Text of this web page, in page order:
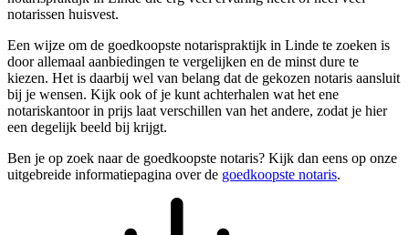
notarissen huisvest.
Een wijze om de goedkoopste notarispraktijk in Linde te zoeken is
door allemaal aanbiedingen te vergelijken en de minst dure te
kiezen. Het is daarbij wel van belang dat de gekozen notaris aansluit
bij je wensen. Kijk ook of je kunt achterhalen wat het ene
notariskantoor in prijs laat verschillen van het andere, zodat je hier
een degelijk beeld bij krijgt.
Ben je op zoek naar de goedkoopste notaris? Kijk dan eens op onze
uitgebreide informatiepagina over de goedkoopste notaris.